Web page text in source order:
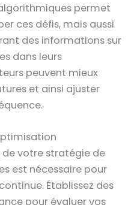
permet
ces défis, mais aussi
des informations sur
dans leurs
peuvent mieux
et ainsi ajuster
de votre stratégie de
est nécessaire pour
Établissez des
pour évaluer vos